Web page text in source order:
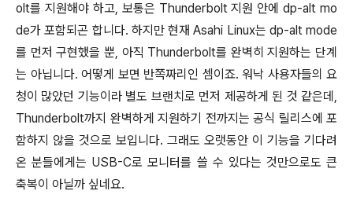
olt를 지원해야 하고, 보통은 Thunderbolt 지원 안에 dp-alt mo
de가 포함되곤 합니다. 하지만 현재 Asahi Linux는 dp-alt mode
를 먼저 구현했을 뿐, 아직 Thunderbolt를 완벽히 지원하는 단계
는 아닙니다. 어떻게 보면 반쪽짜리인 셈이죠. 워낙 사용자들의 요
청이 많았던 기능이라 별도 브랜치로 먼저 제공하게 된 것 같은데,
Thunderbolt까지 완벽하게 지원하기 전까지는 공식 릴리스에 포
함하지 않을 것으로 보입니다. 그래도 오랫동안 이 기능을 기다려
온 분들에게는 USB-C로 모니터를 쓸 수 있다는 것만으로도 큰
축복이 아닐까 싶네요.